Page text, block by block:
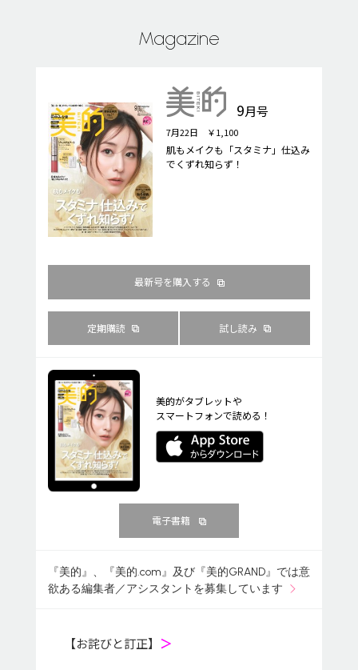
Magazine
9月号
7月22日 ￥1,100
肌もメイクも「スタミナ」仕込み
でくずれ知らず！
最新号を購入する
定期購読 試し読み
美的がタブレットや
スマートフォンで読める！
電子書籍
『美的』、『美的.com』及び『美的GRAND』では意
欲ある編集者／アシスタントを募集しています
【お詫びと訂正】 ＞